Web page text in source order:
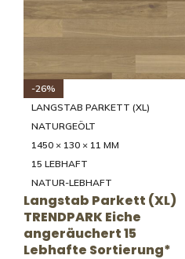
-26%
LANGSTAB PARKETT (XL)
EINGEFÄRBT
1450 × 130 × 11 MM
14 RUHIG
RUHIG
Langstab Parkett (XL)
TRENDPARK Eiche |
Mandorla 14 Ruhige
Sortierung*